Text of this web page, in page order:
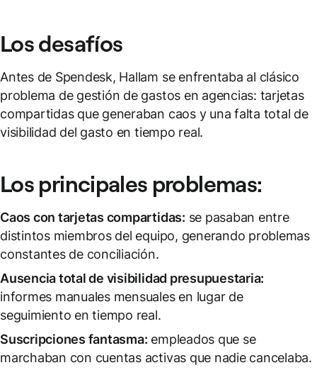
Los desafíos
Antes de Spendesk, Hallam se enfrentaba al clásico
problema de gestión de gastos en agencias: tarjetas
compartidas que generaban caos y una falta total de
visibilidad del gasto en tiempo real.
Los principales problemas:
Caos con tarjetas compartidas: se pasaban entre
distintos miembros del equipo, generando problemas
constantes de conciliación.
Ausencia total de visibilidad presupuestaria:
informes manuales mensuales en lugar de
seguimiento en tiempo real.
Suscripciones fantasma: empleados que se
marchaban con cuentas activas que nadie cancelaba.